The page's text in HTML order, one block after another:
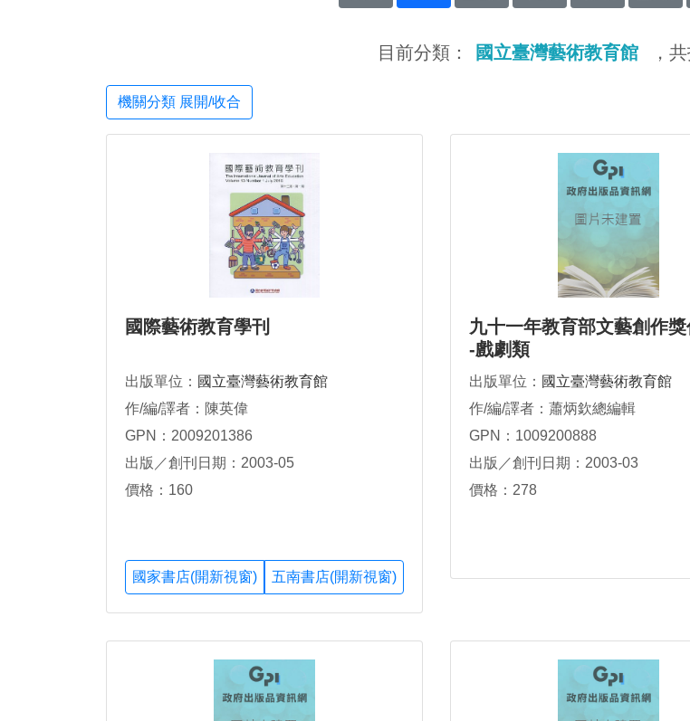
目前分類： 國立臺灣藝術教育館 ，
機關分類 展開/收合
國際藝術教育學刊
出版單位： 國立臺灣藝術教育館
作/編/譯者：陳英偉
GPN：2009201386
出版／創刊日期：2003-05
價格：160
國家書店(開新視窗) 五南書店(開新視窗)
九十一年教育部文藝創作
-戲劇類
出版單位： 國立臺灣藝術教育館
作/編/譯者：蕭炳欽總編輯
GPN：1009200888
出版／創刊日期：2003-03
價格：278